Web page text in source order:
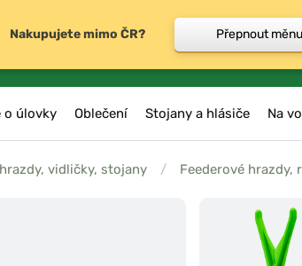
o úlovky Oblečení Stojany a hlásiče Na
vidličky, stojany / Feederové hrazdy,
Nakupujete mimo ČR? Přepnout